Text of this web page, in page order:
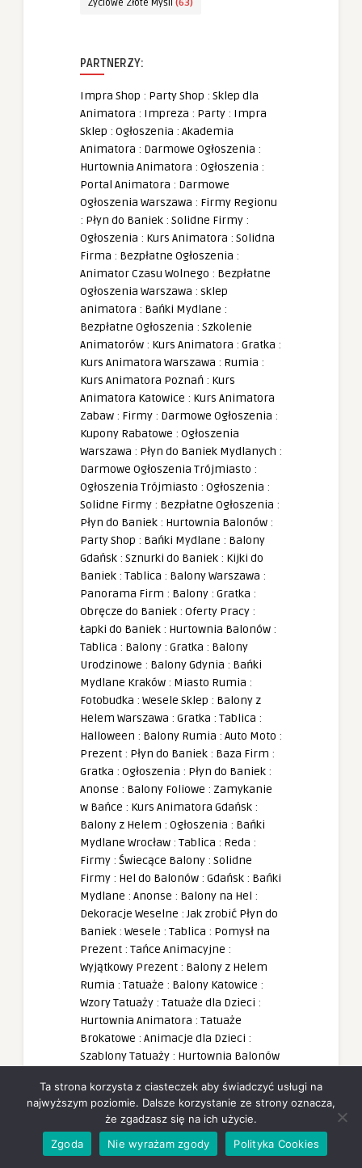
Życiowe Złote Myśli (63)
PARTNERZY:
Impra Shop : Party Shop : Sklep dla
Animatora : Impreza : Party : Impra
Sklep : Ogłoszenia : Akademia
Animatora : Darmowe Ogłoszenia :
Hurtownia Animatora : Ogłoszenia :
Portal Animatora : Darmowe
Ogłoszenia Warszawa : Firmy Regionu
: Płyn do Baniek : Solidne Firmy :
Ogłoszenia : Kurs Animatora : Solidna
Firma : Bezpłatne Ogłoszenia :
Animator Czasu Wolnego : Bezpłatne
Ogłoszenia Warszawa : sklep
animatora : Bańki Mydlane :
Bezpłatne Ogłoszenia : Szkolenie
Animatorów : Kurs Animatora : Gratka :
Kurs Animatora Warszawa : Rumia :
Kurs Animatora Poznań : Kurs
Animatora Katowice : Kurs Animatora
Zabaw : Firmy : Darmowe Ogłoszenia :
Kupony Rabatowe : Ogłoszenia
Warszawa : Płyn do Baniek Mydlanych :
Darmowe Ogłoszenia Trójmiasto :
Ogłoszenia Trójmiasto : Ogłoszenia :
Solidne Firmy : Bezpłatne Ogłoszenia :
Płyn do Baniek : Hurtownia Balonów :
Party Shop : Bańki Mydlane : Balony
Gdańsk : Sznurki do Baniek : Kijki do
Baniek : Tablica : Balony Warszawa :
Panorama Firm : Balony : Gratka :
Obręcze do Baniek : Oferty Pracy :
Łapki do Baniek : Hurtownia Balonów :
Tablica : Balony : Gratka : Balony
Urodzinowe : Balony Gdynia : Bańki
Mydlane Kraków : Miasto Rumia :
Fotobudka : Wesele Sklep : Balony z
Helem Warszawa : Gratka : Tablica :
Halloween : Balony Rumia : Auto Moto :
Prezent : Płyn do Baniek : Baza Firm :
Gratka : Ogłoszenia : Płyn do Baniek :
Anonse : Balony Foliowe : Zamykanie
w Bańce : Kurs Animatora Gdańsk :
Balony z Helem : Ogłoszenia : Bańki
Mydlane Wrocław : Tablica : Reda :
Firmy : Świecące Balony : Solidne
Firmy : Hel do Balonów : Gdańsk : Bańki
Mydlane : Anonse : Balony na Hel :
Dekoracje Weselne :Jak zrobić Płyn do
Baniek : Wesele : Tablica : Pomysł na
Prezent : Tańce Animacyjne :
Wyjątkowy Prezent : Balony z Helem
Rumia : Tatuaże : Balony Katowice :
Wzory Tatuaży : Tatuaże dla Dzieci :
Hurtownia Animatora : Tatuaże
Brokatowe : Animacje dla Dzieci :
Szablony Tatuaży : Hurtownia Balonów
Dekoracje Balonowe:Animacje
Taneczne: Wejherowo:Walentynki:
Animator:Dekoracje Balonowe:Kurs
Animatora:Balony z Helem Anonse:
Ta strona korzysta z ciasteczek aby świadczyć usługi na
najwyższym poziomie. Dalsze korzystanie ze strony oznacza,
że zgadzasz się na ich użycie.
Zgoda
Nie wyrażam zgody Polityka Cookies